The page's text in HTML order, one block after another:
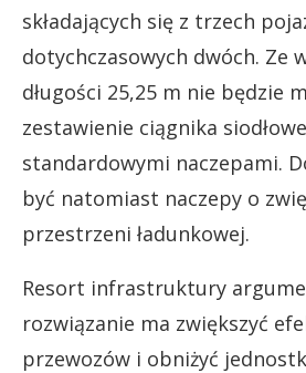
składających się z trzech
dotychczasowych dwóch. Ze
długości 25,25 m nie będzie
zestawienie ciągnika
standardowymi naczepami.
być natomiast naczepy o
przestrzeni ładunkowej.
Resort infrastruktury
rozwiązanie ma zwiększyć
przewozów i obniżyć